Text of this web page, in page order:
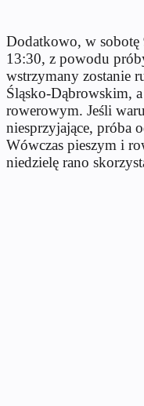
Dodatkowo, w sobotę
13:30, z powodu
wstrzymany zostanie
Śląsko-Dąbrowskim,
rowerowym. Jeśli
niesprzyjające, próba
Wówczas pieszym i
niedzielę rano